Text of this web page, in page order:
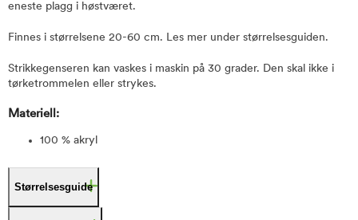
eneste plagg i høstværet.
Finnes i størrelsene 20-60 cm. Les mer under størrelsesguiden.
Strikkegenseren kan vaskes i maskin på 30 grader. Den skal ikke i
tørketrommelen eller strykes.
Materiell:
100 % akryl
Størrelsesguide